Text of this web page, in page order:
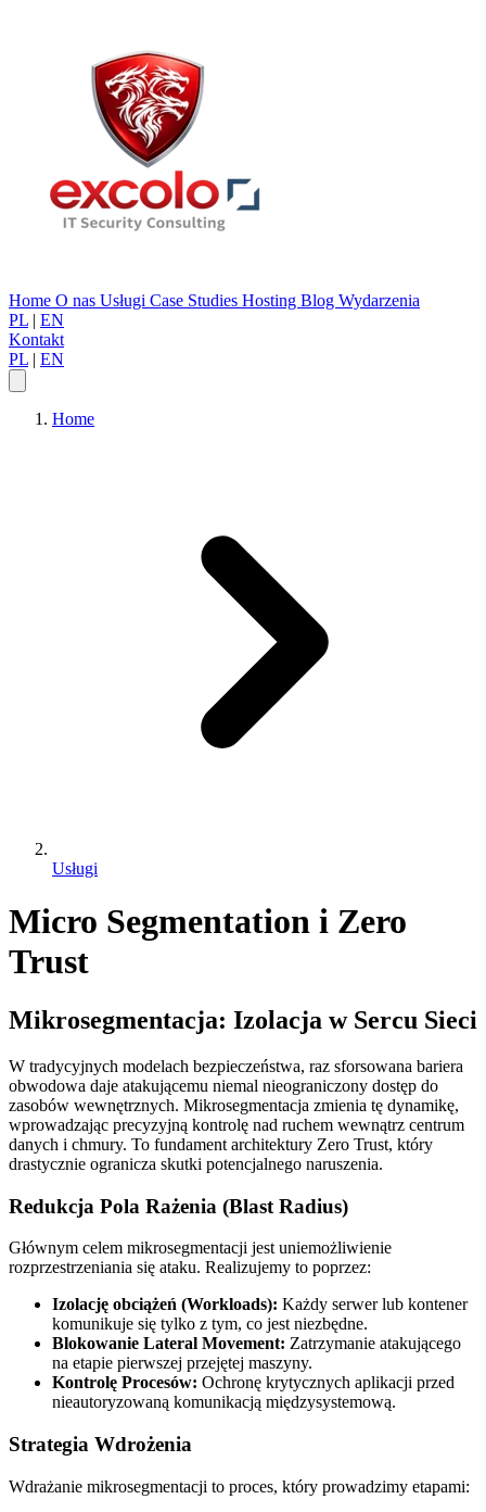
Home O nas Usługi Case Studies Hosting Blog Wydarzenia
PL | EN
Kontakt
PL | EN
Home
Usługi
Micro Segmentation i Zero
Trust
Mikrosegmentacja: Izolacja w Sercu Sieci
W tradycyjnych modelach bezpieczeństwa, raz sforsowana bariera
obwodowa daje atakującemu niemal nieograniczony dostęp do
zasobów wewnętrznych. Mikrosegmentacja zmienia tę dynamikę,
wprowadzając precyzyjną kontrolę nad ruchem wewnątrz centrum
danych i chmury. To fundament architektury Zero Trust, który
drastycznie ogranicza skutki potencjalnego naruszenia.
Redukcja Pola Rażenia (Blast Radius)
Głównym celem mikrosegmentacji jest uniemożliwienie
rozprzestrzeniania się ataku. Realizujemy to poprzez:
Izolację obciążeń (Workloads): Każdy serwer lub kontener
komunikuje się tylko z tym, co jest niezbędne.
Blokowanie Lateral Movement: Zatrzymanie atakującego
na etapie pierwszej przejętej maszyny.
Kontrolę Procesów: Ochronę krytycznych aplikacji przed
nieautoryzowaną komunikacją międzysystemową.
Strategia Wdrożenia
Wdrażanie mikrosegmentacji to proces, który prowadzimy etapami: